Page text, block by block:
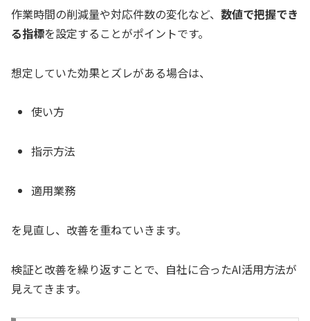
作業時間の削減量や対応件数の変化など、 数値で把握でき
る指標を設定することがポイントです。
想定していた効果とズレがある場合は、
使い方
指示方法
適用業務
を見直し、改善を重ねていきます。
検証と改善を繰り返すことで、自社に合ったAI活用方法が
見えてきます。